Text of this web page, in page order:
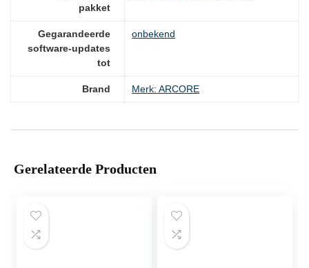
pakket
Gegarandeerde
software-updates
tot
‎onbekend
Brand Merk: ARCORE
Gerelateerde Producten